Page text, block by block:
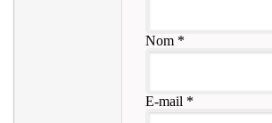
Nom*
E-mail *